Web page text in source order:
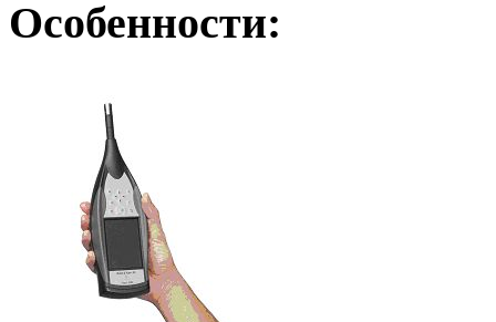
Особенности: